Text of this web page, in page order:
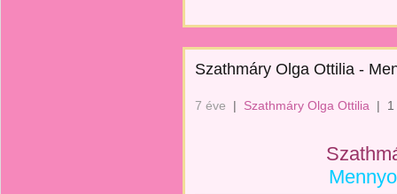
Szathmáry Olga Ottilia -
7 éve | Szathmáry Olga Ottilia |